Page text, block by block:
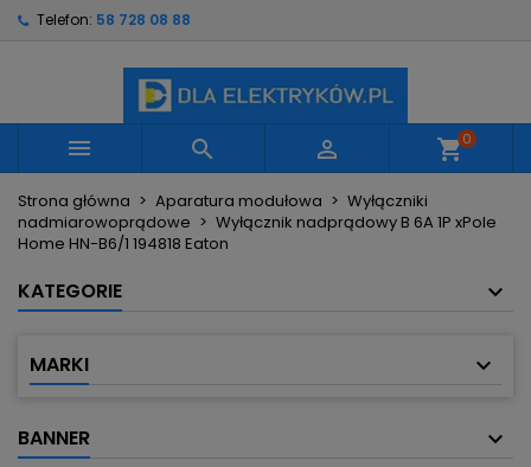
Telefon: 58 728 08 88
   shopping_cart0
Strona główna Aparatura modułowa
Wyłączniki
nadmiarowoprądowe
Wyłącznik nadprądowy B 6A 1P xPole
Home HN-B6/1 194818 Eaton
KATEGORIE
MARKI
BANNER
Utwórz nową listę
Nazwa listy życzeń
Anuluj Utwórz listę życzeń
Musisz być zalogowany by zapisać produkty na
swojej liście życzeń.
Anuluj Zaloguj się